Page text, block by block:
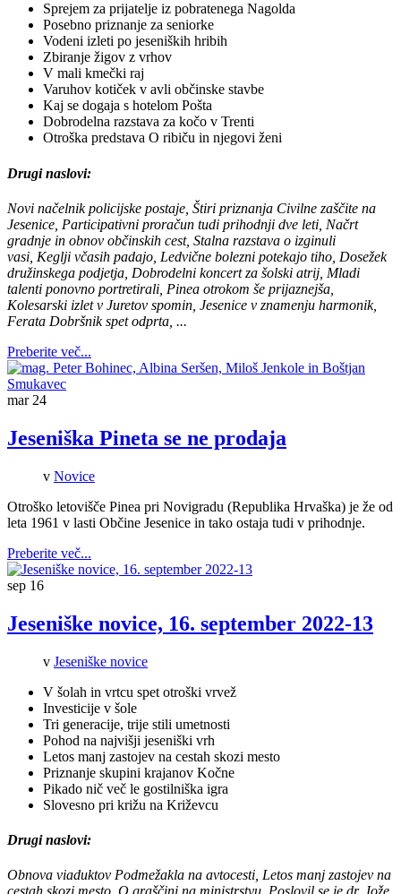
Sprejem za prijatelje iz pobratenega Nagolda
Posebno priznanje za seniorke
Vodeni izleti po jeseniških hribih
Zbiranje žigov z vrhov
V mali kmečki raj
Varuhov kotiček v avli občinske stavbe
Kaj se dogaja s hotelom Pošta
Dobrodelna razstava za kočo v Trenti
Otroška predstava O ribiču in njegovi ženi
Drugi naslovi:
Novi načelnik policijske postaje, Štiri priznanja Civilne zaščite na
Jesenice, Participativni proračun tudi prihodnji dve leti, Načrt
gradnje in obnov občinskih cest, Stalna razstava o izginuli
vasi, Keglji včasih padajo, Ledvične bolezni potekajo tiho, Dosežek
družinskega podjetja, Dobrodelni koncert za šolski atrij, Mladi
talenti ponovno portretirali, Pinea otrokom še prijaznejša,
Kolesarski izlet v Juretov spomin, Jesenice v znamenju harmonik,
Ferata Dobršnik spet odprta, ...
Preberite več...
mar 24
Jeseniška Pineta se ne prodaja
v Novice
Otroško letovišče Pinea pri Novigradu (Republika Hrvaška) je že od
leta 1961 v lasti Občine Jesenice in tako ostaja tudi v prihodnje.
Preberite več...
sep 16
Jeseniške novice, 16. september 2022-13
v Jeseniške novice
V šolah in vrtcu spet otroški vrvež
Investicije v šole
Tri generacije, trije stili umetnosti
Pohod na najvišji jeseniški vrh
Letos manj zastojev na cestah skozi mesto
Priznanje skupini krajanov Kočne
Pikado nič več le gostilniška igra
Slovesno pri križu na Križevcu
Drugi naslovi:
Obnova viaduktov Podmežakla na avtocesti, Letos manj zastojev na
cestah skozi mesto O graščini na ministrstvu Poslovil se je dr. Jože